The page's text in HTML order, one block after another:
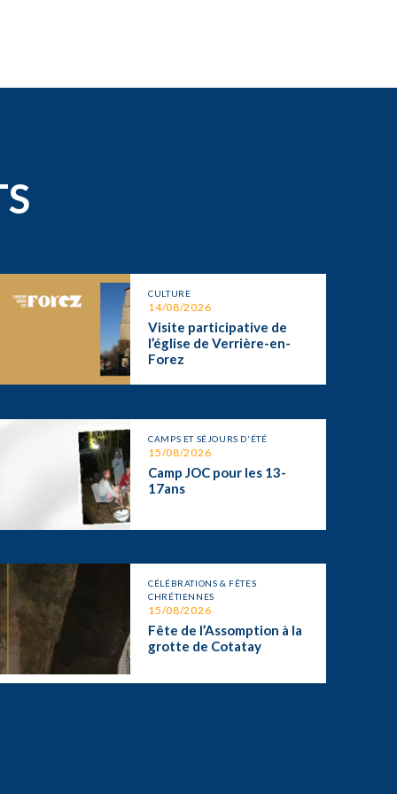
CULTURE
14/08/2026
Visite participative de
l’église de Verrière-en-
Forez
CAMPS ET SÉJOURS D'ÉTÉ
15/08/2026
Camp JOC pour les 13-
17ans
CÉLÉBRATIONS & FÊTES
CHRÉTIENNES
15/08/2026
Fête de l’Assomption à la
grotte de Cotatay